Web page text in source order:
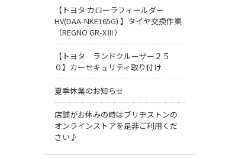
【トヨタ カローラフィールダー
HV(DAA-NKE165G) 】タイヤ交換作業
（REGNO GR-XⅢ）
【トヨタ ランドクルーザー２５
０】カーセキュリティ取り付け
夏季休業のお知らせ
店舗がお休みの時はブリヂストンの
オンラインストアを是非ご利用くだ
さい♪